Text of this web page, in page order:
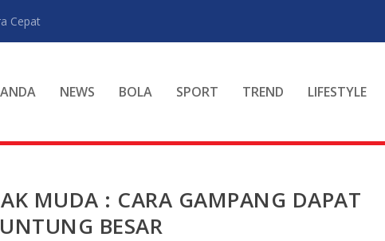
Cepat
NEWS BOLA SPORT TREND LIFESTYLE
MUDA : CARA GAMPANG DAPAT
UNTUNG BESAR